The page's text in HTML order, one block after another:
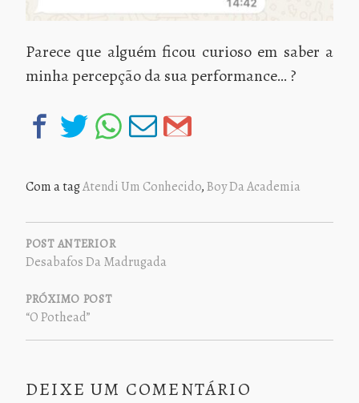
Parece que alguém ficou curioso em saber a
minha percepção da sua performance… ?
Com a tagAtendi Um Conhecido,Boy Da Academia
NAVEGAÇÃO
DE
POST
POST ANTERIOR
Desabafos Da Madrugada
PRÓXIMO POST
“O Pothead”
DEIXE UM COMENTÁRIO